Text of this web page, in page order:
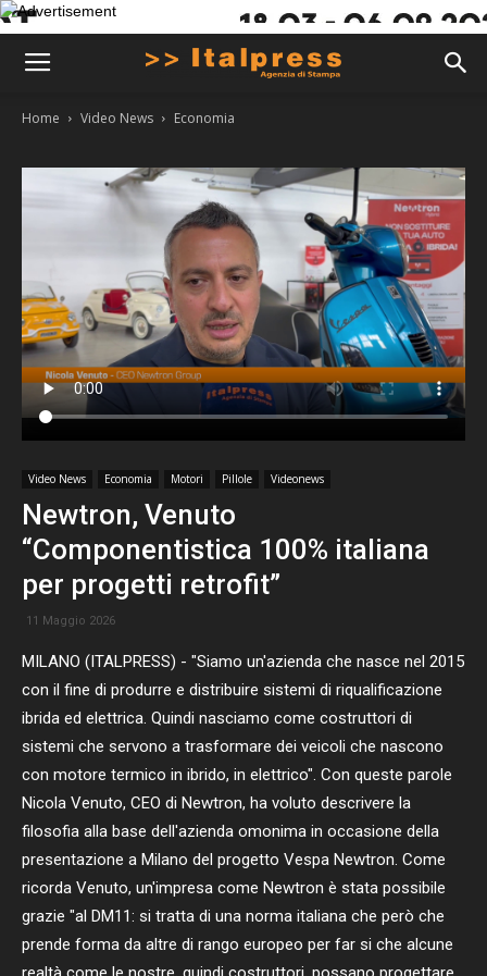
Home Video News Economia
Video News Economia Motori Pillole Videonews
Newtron, Venuto
“Componentistica 100% italiana
per progetti retrofit”
11 Maggio 2026
MILANO (ITALPRESS) - "Siamo un'azienda che nasce nel 2015
con il fine di produrre e distribuire sistemi di riqualificazione
ibrida ed elettrica. Quindi nasciamo come costruttori di
sistemi che servono a trasformare dei veicoli che nascono
con motore termico in ibrido, in elettrico". Con queste parole
Nicola Venuto, CEO di Newtron, ha voluto descrivere la
filosofia alla base dell'azienda omonima in occasione della
presentazione a Milano del progetto Vespa Newtron. Come
ricorda Venuto, un'impresa come Newtron è stata possibile
grazie "al DM11: si tratta di una norma italiana che però che
prende forma da altre di rango europeo per far si che alcune